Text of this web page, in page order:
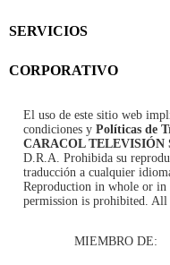
SERVICIOS
CORPORATIVO
El uso de este sitio web
condiciones y Políticas de
CARACOL TELEVISIÓN
D.R.A. Prohibida su
traducción a cualquier
Reproduction in whole or
permission is prohibited. All
MIEMBRO DE: